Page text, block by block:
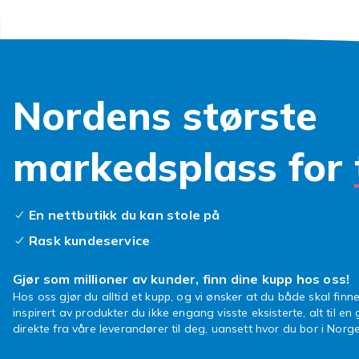
Hos
merker til
Hos Fyndiq
merker til
Hos Fyndiq
merker til
Nordens største
markedsplass for
En nettbutikk du kan stole på
Rask kundeservice
Gjør som millioner av kunder, finn dine kupp hos oss!
Hos oss gjør du alltid et kupp, og vi ønsker at du både skal
inspirert av produkter du ikke engang visste eksisterte, alt til en
direkte fra våre leverandører til deg, uansett hvor du bor i